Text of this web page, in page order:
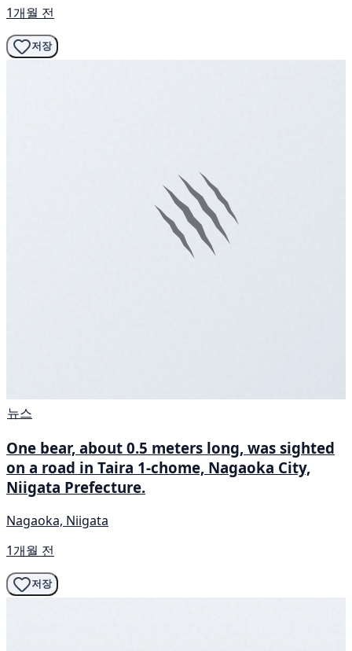
1개월 전
저장
뉴스
One bear, about 0.5 meters long, was sighted
on a road in Taira 1-chome, Nagaoka City,
Niigata Prefecture.
Nagaoka, Niigata
1개월 전
저장